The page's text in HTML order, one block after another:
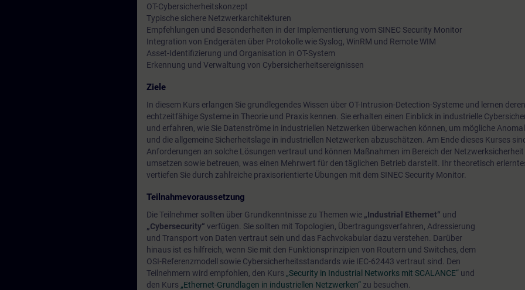
Kontrollebenen, einschließlich korrekter
Überwachung und Asset-Inventarisierung.
Bei der Implementierung von OT-Netzwerksüberwachung und
Inventarisierung ist es wichtig, auf eine korrekte Umsetzung
mögliche Auswirkungen auf die Automatisierungssysteme zu
aber dennoch die effektivste Methode zur Erkennung von
haben. Genau diese Art von Wissen erhalten Sie in Kurs
OT-Cybersicherheitskonzept
Typische sichere Netzwerkarchitekturen
Empfehlungen und Besonderheiten in der Implementierung vom SINEC Security Monitor
Integration von Endgeräten über Protokolle wie Syslog, WinRM und Remote WIM
Asset-Identifizierung und Organisation in OT-System
Erkennung und Verwaltung von Cybersicherheitsereignissen
Ziele
In diesem Kurs erlangen Sie grundlegendes Wissen über OT-Intrusion-Detection-Systeme und lernen
echtzeitfähige Systeme in Theorie und Praxis kennen. Sie erhalten einen Einblick in industrielle
und erfahren, wie Sie Datenströme in industriellen Netzwerken überwachen können, um mögliche
und die allgemeine Sicherheitslage in industriellen Netzwerken abzuschätzen. Am Ende dieses Kurses
Anforderungen an solche Lösungen vertraut und können Maßnahmen im Bereich der Netzwerksicherheit
umsetzen sowie betreuen, was einen Mehrwert für den täglichen Betrieb darstellt. Ihr theoretisch
vertiefen Sie durch zahlreiche praxisorientierte Übungen mit dem SINEC Security Monitor.
Teilnahmevoraussetzung
Die Teilnehmer sollten über Grundkenntnisse zu Themen wie „Industrial Ethernet“ und
„Cybersecurity“ verfügen. Sie sollten mit Topologien, Übertragungsverfahren, Adressierung
und Transport von Daten vertraut sein und das Fachvokabular dazu verstehen. Darüber
hinaus ist es hilfreich, wenn Sie mit den Funktionsprinzipien von Routern und Switches, dem
OSI-Referenzmodell sowie Cybersicherheitsstandards wie IEC-62443 vertraut sind. Den
Teilnehmern wird empfohlen, den Kurs „Security in Industrial Networks mit SCALANCE“ und
den Kurs „Ethernet-Grundlagen in industriellen Netzwerken“ zu besuchen.